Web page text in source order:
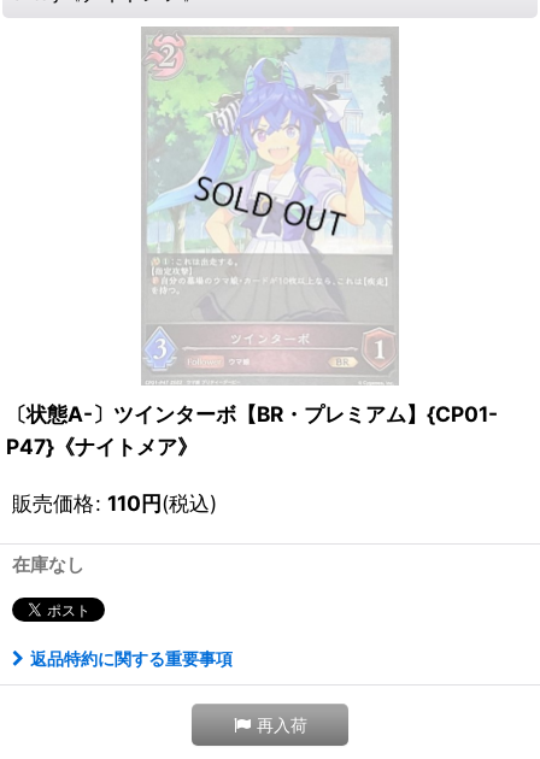
〔状態A-〕ツインターボ【BR・プレミアム】{CP01-
P47}《ナイトメア》
販売価格: 110円(税込)
在庫なし
返品特約に関する重要事項
再入荷